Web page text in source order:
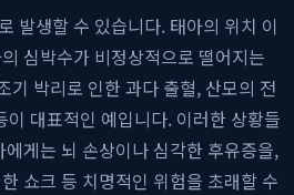
발생할 수 있습니다. 태아의 위치 이
심박수가 비정상적으로 떨어지는
기 박리로 인한 과다 출혈, 산모의 전
대표적인 예입니다. 이러한 상황들
게는 뇌 손상이나 심각한 후유증을,
쇼크 등 치명적인 위험을 초래할 수